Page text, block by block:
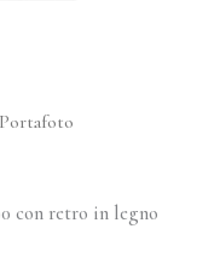
con retro in legno